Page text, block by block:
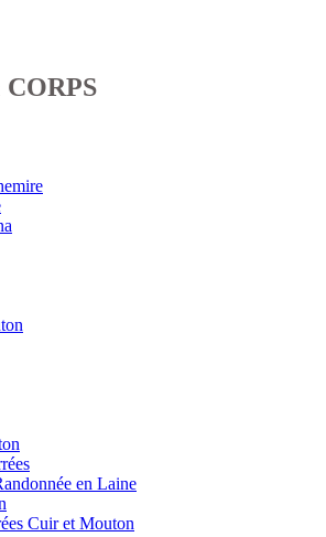
en Laine
Cuir et Mouton